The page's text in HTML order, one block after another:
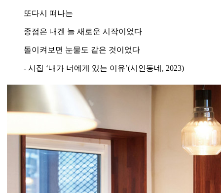
또다시 떠나는
종점은 내겐 늘 새로운 시작이었다
돌이켜보면 눈물도 같은 것이었다
- 시집 ‘내가 너에게 있는 이유’(시인동네, 2023)